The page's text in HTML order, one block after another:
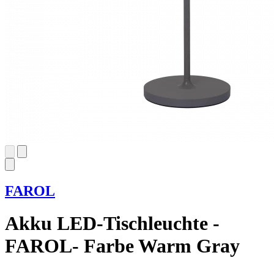
FAROL
Akku LED-Tischleuchte -
FAROL- Farbe Warm Gray